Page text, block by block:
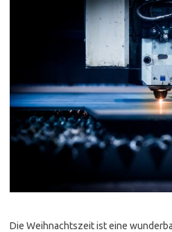
Die Weihnachtszeit ist eine